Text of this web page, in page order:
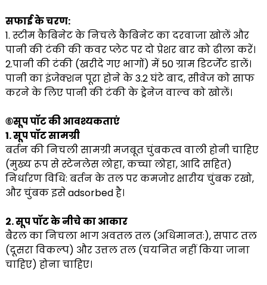
सफाई के चरण:
1. स्टीम कैबिनेट के निचले कैबिनेट का दरवाजा खोलें और
पानी की टंकी की कवर प्लेट पर दो प्रेशर बार को ढीला करें।
2.पानी की टंकी (खरीदे गए भागों) में 50 ग्राम डिटर्जेंट डालें।
पानी का इंजेक्शन पूरा होने के 3.2 घंटे बाद, सीवेज को साफ
करने के लिए पानी की टंकी के ड्रेनेज वाल्व को खोलें।
⑥सूप पॉट की आवश्यकताएं
1. सूप पॉट सामग्री
बर्तन की निचली सामग्री मजबूत चुंबकत्व वाली होनी चाहिए
(मुख्य रूप से स्टेनलेस लोहा, कच्चा लोहा, आदि सहित)
निर्धारण विधि: बर्तन के तल पर कमजोर क्षारीय चुंबक रखो,
और चुंबक इसे adsorbed है।
2. सूप पॉट के नीचे का आकार
बैरल का निचला भाग अवतल तल (अधिमानतः), सपाट तल
(दूसरा विकल्प) और उत्तल तल (चयनित नहीं किया जाना
चाहिए) होना चाहिए।